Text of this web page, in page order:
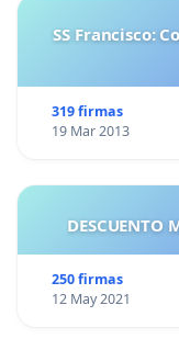
SS Francisco:
319 firmas
19 Mar 2013
250 firmas
12 May 2021